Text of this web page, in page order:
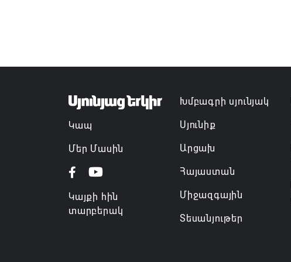
Կապ
Մեր Մասին
Կայքի հին
տարբերակ
Խմբագրի սյունյակ
Սյունիք
Արցախ
Հայաստան
Միջազգային
Տեսանյութեր